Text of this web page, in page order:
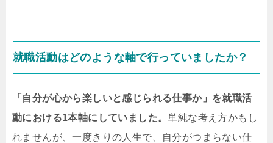
就職活動はどのような軸で行っていましたか？
「自分が心から楽しいと感じられる仕事か」を就職活
動における1本軸にしていました。単純な考え方かもし
れませんが、一度きりの人生で、自分がつまらない仕